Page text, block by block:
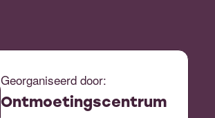
Georganiseerd door:
Ontmoetingscentrum